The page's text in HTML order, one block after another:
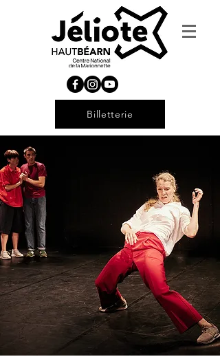
Billetterie